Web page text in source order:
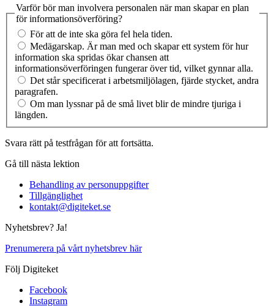
Varför bör man involvera personalen när man skapar en plan
för informationsöverföring?
För att de inte ska göra fel hela tiden.
Medägarskap. Är man med och skapar ett system för hur
information ska spridas ökar chansen att
informationsöverföringen fungerar över tid, vilket gynnar alla.
Det står specificerat i arbetsmiljölagen, fjärde stycket, andra
paragrafen.
Om man lyssnar på de små livet blir de mindre tjuriga i
längden.
Svara rätt på testfrågan för att fortsätta.
Gå till nästa lektion
Behandling av personuppgifter
Tillgänglighet
kontakt@digiteket.se
Nyhetsbrev? Ja!
Prenumerera på vårt nyhetsbrev här
Följ Digiteket
Facebook
Instagram